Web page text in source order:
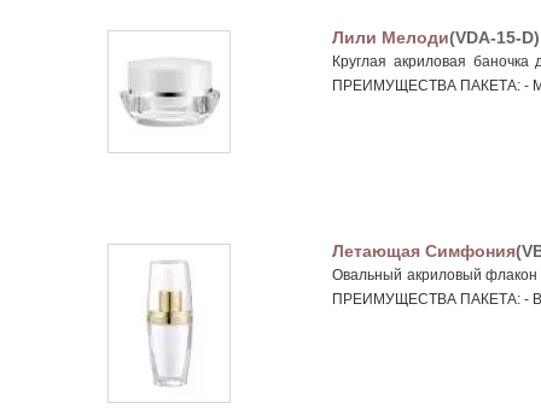
Лили Мелоди(VDA-15-D)
Круглая акриловая
ПРЕИМУЩЕСТВА ПАКЕТА: -
Летающая Симфония
Овальный акриловый
ПРЕИМУЩЕСТВА ПАКЕТА: -